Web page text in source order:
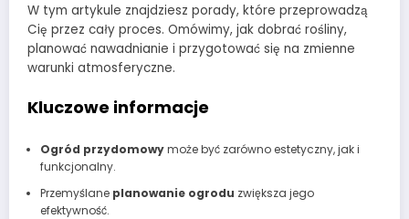
W tym artykule znajdziesz porady, które przeprowadzą
Cię przez cały proces. Omówimy, jak dobrać rośliny,
planować nawadnianie i przygotować się na zmienne
warunki atmosferyczne.
Kluczowe informacje
Ogród przydomowymoże być zarówno estetyczny, jak i
funkcjonalny.
Przemyślane planowanie ogrodu zwiększa jego
efektywność.